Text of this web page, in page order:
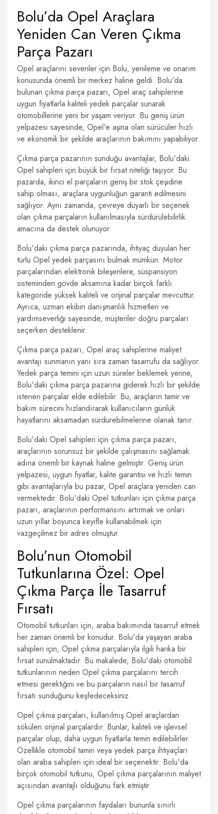
Bolu’da Opel Araçlara
Yeniden Can Veren Çıkma
Parça Pazarı
Opel araçlarını sevenler için Bolu, yenileme ve onarım
konusunda önemli bir merkez haline geldi. Bolu'da
bulunan çıkma parça pazarı, Opel araç sahiplerine
uygun fiyatlarla kaliteli yedek parçalar sunarak
otomobillerine yeni bir yaşam veriyor. Bu geniş ürün
yelpazesi sayesinde, Opel'e aşina olan sürücüler hızlı
ve ekonomik bir şekilde araçlarının bakımını yapabiliyor.
Çıkma parça pazarının sunduğu avantajlar, Bolu'daki
Opel sahipleri için büyük bir fırsat niteliği taşıyor. Bu
pazarda, ikinci el parçaların geniş bir stok çeşidine
sahip olması, araçlara uygunluğun garanti edilmesini
sağlıyor. Aynı zamanda, çevreye duyarlı bir seçenek
olan çıkma parçaların kullanılmasıyla sürdürülebilirlik
amacına da destek olunuyor.
Bolu'daki çıkma parça pazarında, ihtiyaç duyulan her
türlü Opel yedek parçasını bulmak mümkün. Motor
parçalarından elektronik bileşenlere, süspansiyon
sisteminden gövde aksamına kadar birçok farklı
kategoride yüksek kaliteli ve orijinal parçalar mevcuttur.
Ayrıca, uzman ekibin danışmanlık hizmetleri ve
yardımseverliği sayesinde, müşteriler doğru parçaları
seçerken desteklenir.
Çıkma parça pazarı, Opel araç sahiplerine maliyet
avantajı sunmanın yanı sıra zaman tasarrufu da sağlıyor.
Yedek parça temini için uzun süreler beklemek yerine,
Bolu'daki çıkma parça pazarına giderek hızlı bir şekilde
istenen parçalar elde edilebilir. Bu, araçların tamir ve
bakım sürecini hızlandırarak kullanıcıların günlük
hayatlarını aksamadan sürdürebilmelerine olanak tanır.
Bolu'daki Opel sahipleri için çıkma parça pazarı,
araçlarının sorunsuz bir şekilde çalışmasını sağlamak
adına önemli bir kaynak haline gelmiştir. Geniş ürün
yelpazesi, uygun fiyatlar, kalite garantisi ve hızlı temin
gibi avantajlarıyla bu pazar, Opel araçlara yeniden can
vermektedir. Bolu'daki Opel tutkunları için çıkma parça
pazarı, araçlarının performansını artırmak ve onları
uzun yıllar boyunca keyifle kullanabilmek için
vazgeçilmez bir adres olmuştur.
Bolu’nun Otomobil
Tutkunlarına Özel: Opel
Çıkma Parça İle Tasarruf
Fırsatı
Otomobil tutkunları için, araba bakımında tasarruf etmek
her zaman önemli bir konudur. Bolu'da yaşayan araba
sahipleri için, Opel çıkma parçalarıyla ilgili harika bir
fırsat sunulmaktadır. Bu makalede, Bolu'daki otomobil
tutkunlarının neden Opel çıkma parçalarını tercih
etmesi gerektiğini ve bu parçaların nasıl bir tasarruf
fırsatı sunduğunu keşfedeceksiniz.
Opel çıkma parçaları, kullanılmış Opel araçlardan
sökülen orijinal parçalardır. Bunlar, kaliteli ve işlevsel
parçalar olup, daha uygun fiyatlarla temin edilebilirler.
Özellikle otomobil tamiri veya yedek parça ihtiyaçları
olan araba sahipleri için ideal bir seçenektir. Bolu'da
birçok otomobil tutkunu, Opel çıkma parçalarının maliyet
açısından avantajlı olduğunu fark etmiştir.
Opel çıkma parçalarının faydaları bununla sınırlı